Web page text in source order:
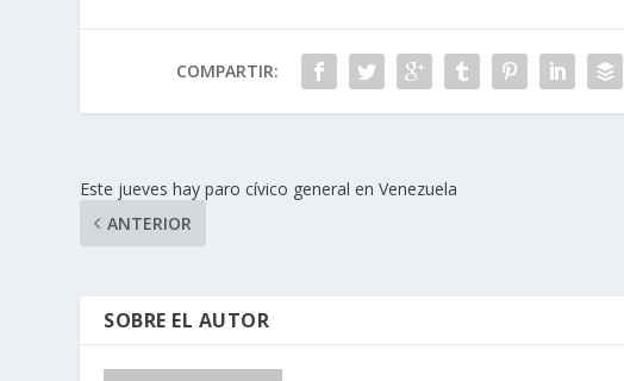
COMPARTIR:
Este jueves hay paro cívico general en Venezuela
ANTERIOR
SOBRE EL AUTOR